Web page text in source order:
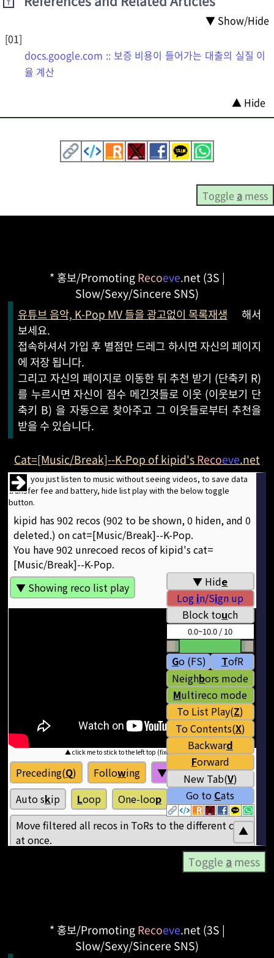
T
▼ Show/Hide
docs.google.com :: 보증 비용이 들어가는 대출의 실질 이
율 계산
▲ Hide
Toggle a mess
* 홍보/PromotingRecoeve.net (3S |
Slow/Sexy/Sincere SNS)
유튜브 음악, K-Pop MV 들을 광고없이 목록재생 해서
보세요.
접속하셔서 가입 후 별점만 드레그 하시면 자신의 페이지
에 저장 됩니다.
그리고 자신의 페이지로 이동한 뒤 추천 받기 (단축키 R)
를 누르시면 자신이 점수 메긴것들로 이웃 (이웃보기 단
축키 B) 을 자동으로 찾아주고 그 이웃들로부터 추천을
받을 수 있습니다.
Cat=[Music/Break]--K-Pop of kipid'sRecoeve.net
Toggle amess
* 홍보/PromotingRecoeve.net (3S |
Slow/Sexy/Sincere SNS)